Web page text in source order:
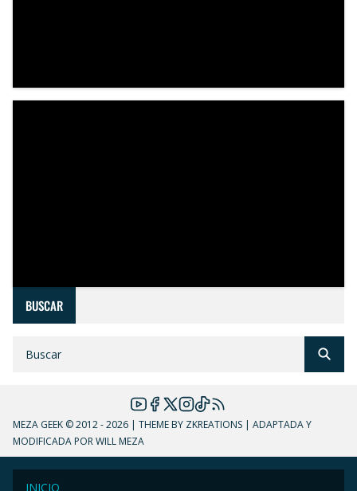
BUSCAR
MEZA GEEK © 2012 - 2026 | THEME BY ZKREATIONS | ADAPTADA Y
MODIFICADA POR WILL MEZA
INICIO